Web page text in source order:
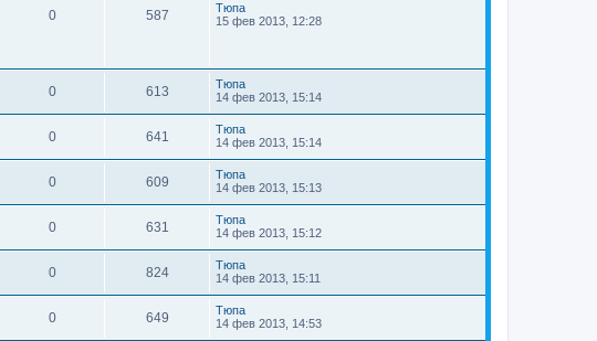
0 587
Тюпа
15 фев 2013, 12:28
0 613
Тюпа
14 фев 2013, 15:14
0 641
Тюпа
14 фев 2013, 15:14
0 609
Тюпа
14 фев 2013, 15:13
0 631
Тюпа
14 фев 2013, 15:12
0 824
Тюпа
14 фев 2013, 15:11
0 649
Тюпа
14 фев 2013, 14:53